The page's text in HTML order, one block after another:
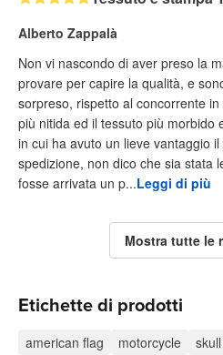
Alberto Zappalà
Non vi nascondo di aver preso la
provare per capire la qualità, e
sorpreso, rispetto al concorrente
più nitida ed il tessuto più morbido
in cui ha avuto un lieve vantaggio
spedizione, non dico che sia stata
fosse arrivata un p...Leggi di più
Mostra tutte le
Etichette di prodotti
american flag motorcycle skull